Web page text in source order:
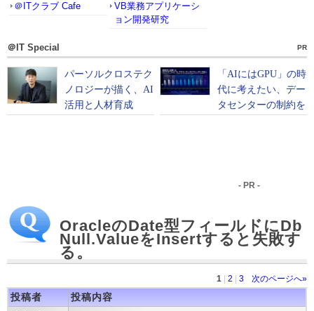
＠ITクラブ Cafe
VB業務アプリケーシ
ョン開発研究
＠IT Special PR
- PR -
OracleのDate型フィールドにDb
Null.ValueをInsertすると失敗す
る。
1 2 3 次のページへ»
投稿者 投稿内容